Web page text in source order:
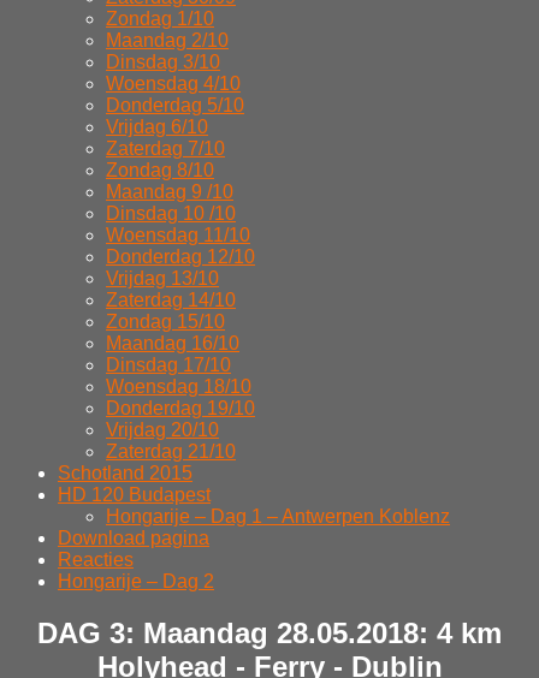
Zondag 1/10
Maandag 2/10
Dinsdag 3/10
Woensdag 4/10
Donderdag 5/10
Vrijdag 6/10
Zaterdag 7/10
Zondag 8/10
Maandag 9 /10
Dinsdag 10 /10
Woensdag 11/10
Donderdag 12/10
Vrijdag 13/10
Zaterdag 14/10
Zondag 15/10
Maandag 16/10
Dinsdag 17/10
Woensdag 18/10
Donderdag 19/10
Vrijdag 20/10
Zaterdag 21/10
Schotland 2015
HD 120 Budapest
Hongarije – Dag 1 – Antwerpen Koblenz
Download pagina
Reacties
Hongarije – Dag 2
DAG 3: Maandag 28.05.2018: 4 km
Holyhead - Ferry - Dublin